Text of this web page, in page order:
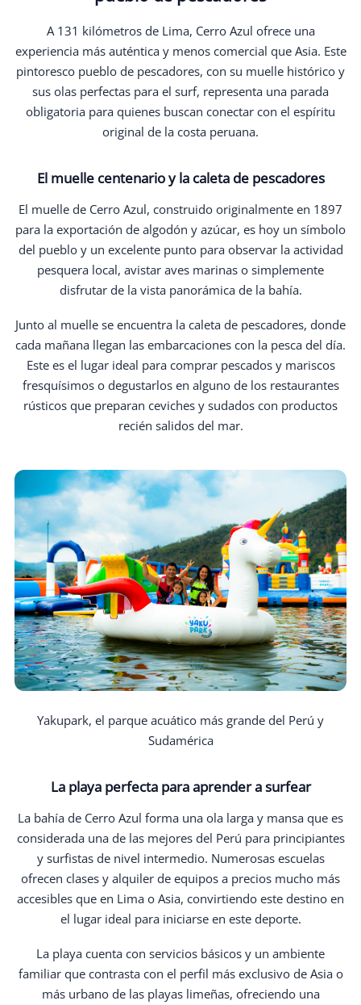
A 131 kilómetros de Lima, Cerro Azul ofrece una
experiencia más auténtica y menos comercial que Asia. Este
pintoresco pueblo de pescadores, con su muelle histórico y
sus olas perfectas para el surf, representa una parada
obligatoria para quienes buscan conectar con el espíritu
original de la costa peruana.
El muelle centenario y la caleta de pescadores
El muelle de Cerro Azul, construido originalmente en 1897
para la exportación de algodón y azúcar, es hoy un símbolo
del pueblo y un excelente punto para observar la actividad
pesquera local, avistar aves marinas o simplemente
disfrutar de la vista panorámica de la bahía.
Junto al muelle se encuentra la caleta de pescadores, donde
cada mañana llegan las embarcaciones con la pesca del día.
Este es el lugar ideal para comprar pescados y mariscos
fresquísimos o degustarlos en alguno de los restaurantes
rústicos que preparan ceviches y sudados con productos
recién salidos del mar.
Yakupark, el parque acuático más grande del Perú y
Sudamérica
La playa perfecta para aprender a surfear
La bahía de Cerro Azul forma una ola larga y mansa que es
considerada una de las mejores del Perú para principiantes
y surfistas de nivel intermedio. Numerosas escuelas
ofrecen clases y alquiler de equipos a precios mucho más
accesibles que en Lima o Asia, convirtiendo este destino en
el lugar ideal para iniciarse en este deporte.
La playa cuenta con servicios básicos y un ambiente
familiar que contrasta con el perfil más exclusivo de Asia o
más urbano de las playas limeñas, ofreciendo una